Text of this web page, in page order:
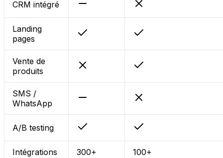
CRM intégré
Landing
pages
Vente de
produits
SMS /
WhatsApp
A/B testing
Intégrations 300+ 100+